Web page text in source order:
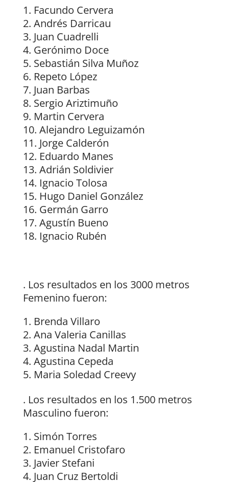
Facundo Cervera
Andrés Darricau
Juan Cuadrelli
Gerónimo Doce
Sebastián Silva Muñoz
Repeto López
Juan Barbas
Sergio Ariztimuño
Martin Cervera
Alejandro Leguizamón
Jorge Calderón
Eduardo Manes
Adrián Soldivier
Ignacio Tolosa
Hugo Daniel González
Germán Garro
Agustín Bueno
Ignacio Rubén
. Los resultados en los 3000 metros
Femenino fueron:
Brenda Villaro
Ana Valeria Canillas
Agustina Nadal Martin
Agustina Cepeda
Maria Soledad Creevy
. Los resultados en los 1.500 metros
Masculino fueron:
Simón Torres
Emanuel Cristofaro
Javier Stefani
Juan Cruz Bertoldi